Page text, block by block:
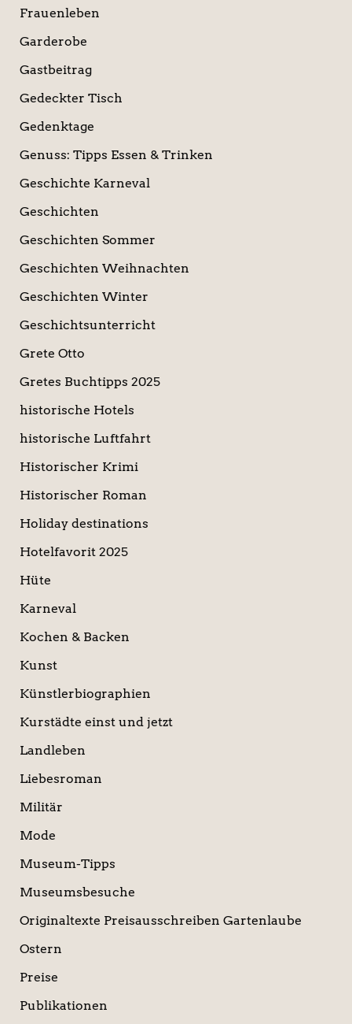
Frauenleben
Garderobe
Gastbeitrag
Gedeckter Tisch
Gedenktage
Genuss: Tipps Essen & Trinken
Geschichte Karneval
Geschichten
Geschichten Sommer
Geschichten Weihnachten
Geschichten Winter
Geschichtsunterricht
Grete Otto
Gretes Buchtipps 2025
historische Hotels
historische Luftfahrt
Historischer Krimi
Historischer Roman
Holiday destinations
Hotelfavorit 2025
Hüte
Karneval
Kochen & Backen
Kunst
Künstlerbiographien
Kurstädte einst und jetzt
Landleben
Liebesroman
Militär
Mode
Museum-Tipps
Museumsbesuche
Originaltexte Preisausschreiben Gartenlaube
Ostern
Preise
Publikationen